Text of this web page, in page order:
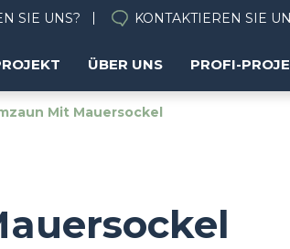
SIE UNS? KONTAKTIEREN SIE
ÜBER UNS PROFI-
Mit Mauersockel